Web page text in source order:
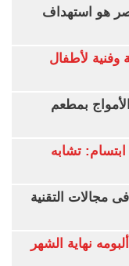
هو استهداف
وفنية لأطفال
بمطعم
ابتسام: تشابه
مجالات التقنية
نهاية الشهر